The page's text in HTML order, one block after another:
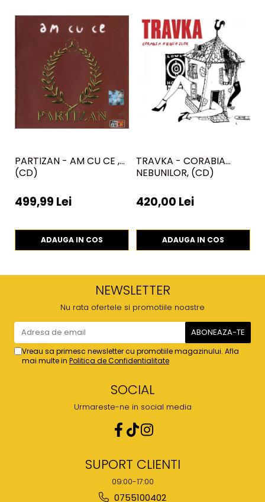
PARTIZAN - AM CU CE ,
(CD)
499,99 Lei
ADAUGA IN COS
TRAVKA - CORABIA
NEBUNILOR, (CD)
420,00 Lei
ADAUGA IN COS
NEWSLETTER
Nu rata ofertele si promotiile noastre
Vreau sa primesc newsletter cu promotiile magazinului. Afla
mai multe in Politica de Confidentialitate
SOCIAL
Urmareste-ne in social media
SUPORT CLIENTI
09:00-17:00
0755100402